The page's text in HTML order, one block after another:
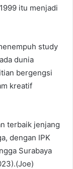
itu menjadi
study
dunia
bergengsi
kreatif
terbaik jenjang
dengan IPK
Surabaya